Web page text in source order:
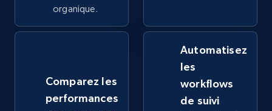
Home Depot US
URL, Domain, Country code, Model number,
organique.
Comparez les
performances
Automatisez
les
workflows
de suivi